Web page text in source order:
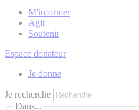
M'informer
Agir
Soutenir
Espace donateur
Je donne
Je recherche
Dans...